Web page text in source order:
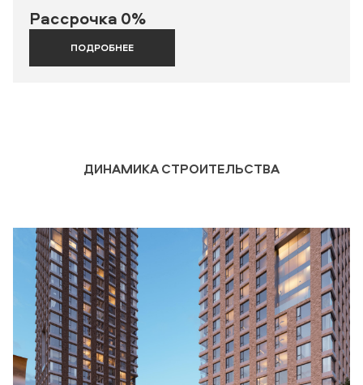
Рассрочка 0%
ПОДРОБНЕЕ
ДИНАМИКА СТРОИТЕЛЬСТВА